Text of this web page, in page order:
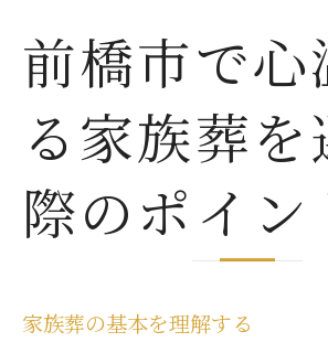
前橋市で信頼できる葬儀
予算に合わせた家族葬の
家族葬で心に残るセレモニー
現
前橋市で心に残る家族葬
個別の思い出を作る演出
参列者の心に響くセレモ
前橋市で心
る家族葬を
際のポイン
家族葬の基本を理解する